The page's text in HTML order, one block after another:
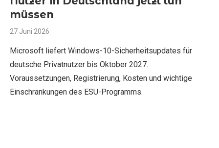
müssen
27 Juni 2026
Microsoft liefert Windows-10-Sicherheitsupdates für
deutsche Privatnutzer bis Oktober 2027.
Voraussetzungen, Registrierung, Kosten und wichtige
Einschränkungen des ESU-Programms.